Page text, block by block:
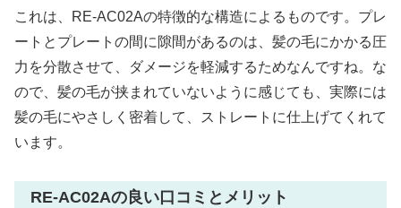
これは、RE-AC02Aの特徴的な構造によるものです。プレ
ートとプレートの間に隙間があるのは、髪の毛にかかる圧
力を分散させて、ダメージを軽減するためなんですね。な
ので、髪の毛が挟まれていないように感じても、実際には
髪の毛にやさしく密着して、ストレートに仕上げてくれて
います。
RE-AC02Aの良い口コミとメリット